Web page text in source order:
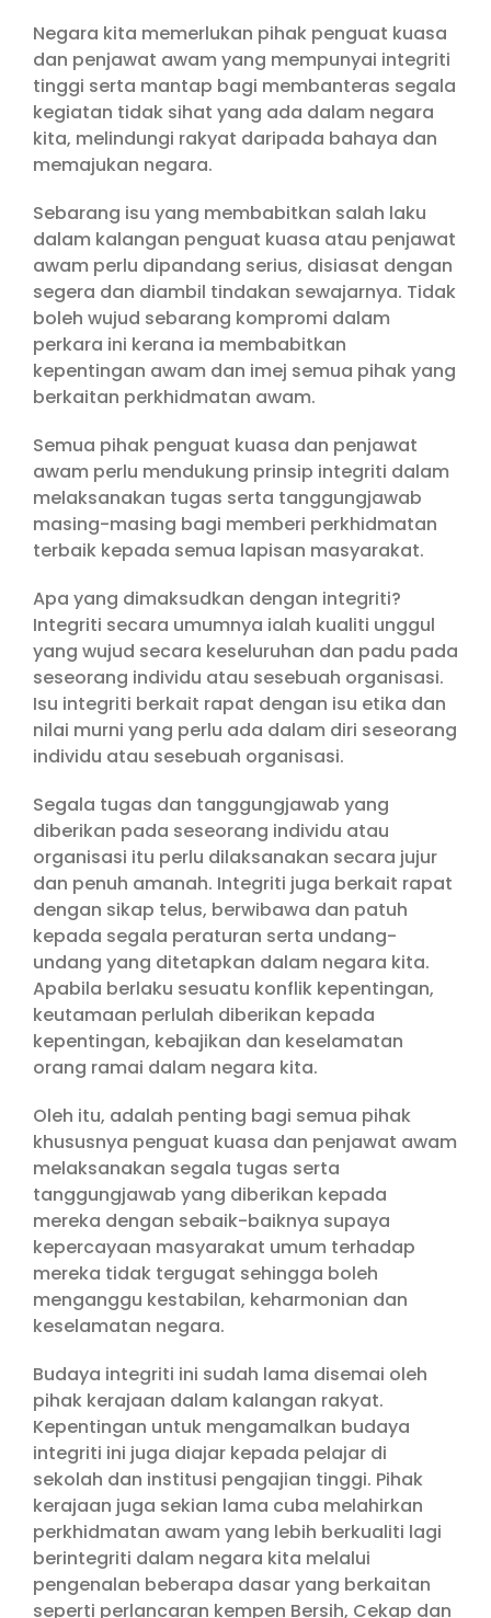
Negara kita memerlukan pihak penguat kuasa
dan penjawat awam yang mempunyai integriti
tinggi serta mantap bagi membanteras segala
kegiatan tidak sihat yang ada dalam negara
kita, melindungi rakyat daripada bahaya dan
memajukan negara.
Sebarang isu yang membabitkan salah laku
dalam kalangan penguat kuasa atau penjawat
awam perlu dipandang serius, disiasat dengan
segera dan diambil tindakan sewajarnya. Tidak
boleh wujud sebarang kompromi dalam
perkara ini kerana ia membabitkan
kepentingan awam dan imej semua pihak yang
berkaitan perkhidmatan awam.
Semua pihak penguat kuasa dan penjawat
awam perlu mendukung prinsip integriti dalam
melaksanakan tugas serta tanggungjawab
masing-masing bagi memberi perkhidmatan
terbaik kepada semua lapisan masyarakat.
Apa yang dimaksudkan dengan integriti?
Integriti secara umumnya ialah kualiti unggul
yang wujud secara keseluruhan dan padu pada
seseorang individu atau sesebuah organisasi.
Isu integriti berkait rapat dengan isu etika dan
nilai murni yang perlu ada dalam diri seseorang
individu atau sesebuah organisasi.
Segala tugas dan tanggungjawab yang
diberikan pada seseorang individu atau
organisasi itu perlu dilaksanakan secara jujur
dan penuh amanah. Integriti juga berkait rapat
dengan sikap telus, berwibawa dan patuh
kepada segala peraturan serta undang-
undang yang ditetapkan dalam negara kita.
Apabila berlaku sesuatu konflik kepentingan,
keutamaan perlulah diberikan kepada
kepentingan, kebajikan dan keselamatan
orang ramai dalam negara kita.
Oleh itu, adalah penting bagi semua pihak
khususnya penguat kuasa dan penjawat awam
melaksanakan segala tugas serta
tanggungjawab yang diberikan kepada
mereka dengan sebaik-baiknya supaya
kepercayaan masyarakat umum terhadap
mereka tidak tergugat sehingga boleh
menganggu kestabilan, keharmonian dan
keselamatan negara.
Budaya integriti ini sudah lama disemai oleh
pihak kerajaan dalam kalangan rakyat.
Kepentingan untuk mengamalkan budaya
integriti ini juga diajar kepada pelajar di
sekolah dan institusi pengajian tinggi. Pihak
kerajaan juga sekian lama cuba melahirkan
perkhidmatan awam yang lebih berkualiti lagi
berintegriti dalam negara kita melalui
pengenalan beberapa dasar yang berkaitan
seperti perlancaran kempen Bersih, Cekap dan